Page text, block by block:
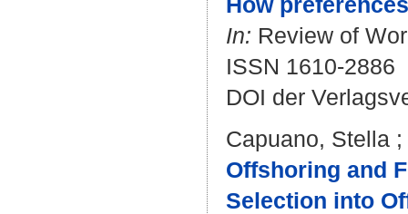
In: Review of
ISSN 1610-2886
DOI der
Capuano, Stella ;
Offshoring and
Selection into